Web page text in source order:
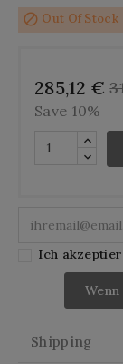
block Out Of Stock
285,12 €
Save 10%
Ich
Shipping